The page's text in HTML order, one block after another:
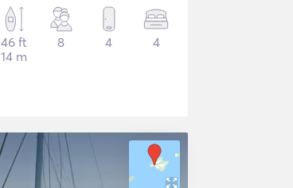
46 ft
14 m
8 4 4